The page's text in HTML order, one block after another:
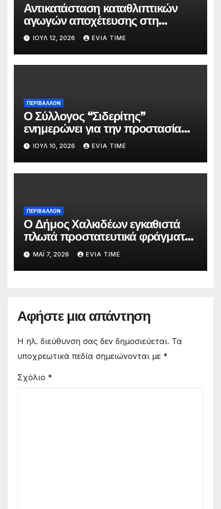
Αντικατάσταση καταθλιπτικών
αγωγών αποχέτευσης στη
Χαλκίδα τον Αύγουστο
ΙΟΎΛ 12, 2026 EVIA TIME
ΠΕΡΙΒΑΛΛΟΝ
Ο Σύλλογος “Σιδερίτης”
ενημερώνει για την προστασία
προσωπικών δεδομένων
ΙΟΎΛ 10, 2026 EVIA TIME
ΠΕΡΙΒΑΛΛΟΝ
Ο Δήμος Χαλκιδέων εγκαθιστά
πλωτά προστατευτικά φράγματα
στις παραλίες του
ΜΆΙ 7, 2026 EVIA TIME
Αφήστε μια απάντηση
Η ηλ. διεύθυνση σας δεν δημοσιεύεται. Τα
υποχρεωτικά πεδία σημειώνονται με *
Σχόλιο *